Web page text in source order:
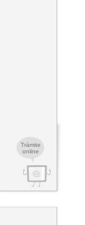
Trámite
online